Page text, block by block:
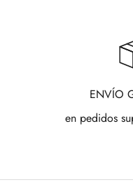
ENVÍO
en pedidos